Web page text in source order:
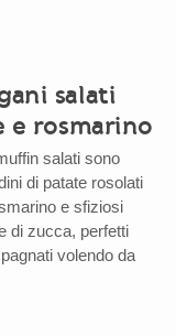
salati
e rosmarino
salati sono
di patate rosolati
e sfiziosi
di zucca, perfetti
volendo da